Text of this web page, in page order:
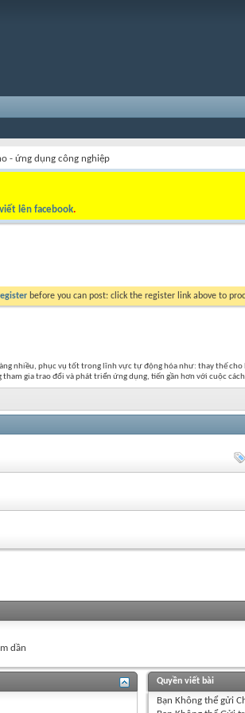
- ứng dụng công nghiệp
lên facebook.
before you can post: click the register link above to
nhiều, phục vụ tốt trong lĩnh vực tự động hóa như: thay thế
gia trao đổi và phát triển ứng dụng, tiến gần hơn với cuộc
dần
Quyền viết bài
Bạn Không thểgửi